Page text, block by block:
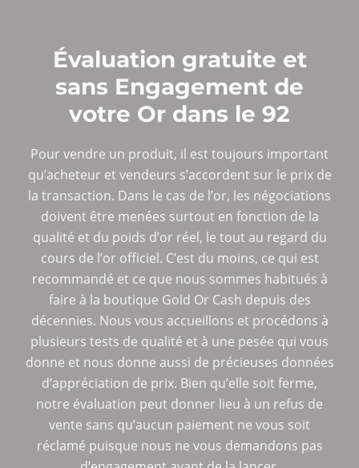
Évaluation gratuite et
sans Engagement de
votre Or dans le 92
Pour vendre un produit, il est toujours important
qu’acheteur et vendeurs s’accordent sur le prix de
la transaction. Dans le cas de l’or, les négociations
doivent être menées surtout en fonction de la
qualité et du poids d’or réel, le tout au regard du
cours de l’or officiel. C’est du moins, ce qui est
recommandé et ce que nous sommes habitués à
faire à la boutique Gold Or Cash depuis des
décennies. Nous vous accueillons et procédons à
plusieurs tests de qualité et à une pesée qui vous
donne et nous donne aussi de précieuses données
d’appréciation de prix. Bien qu’elle soit ferme,
notre évaluation peut donner lieu à un refus de
vente sans qu’aucun paiement ne vous soit
réclamé puisque nous ne vous demandons pas